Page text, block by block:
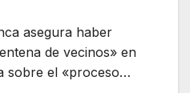
asegura haber
de vecinos» en
sobre el «proceso…